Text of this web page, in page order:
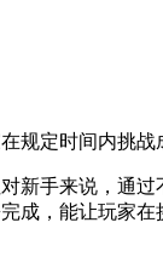
规定时间内挑战
新手来说，通
成，能让玩家在